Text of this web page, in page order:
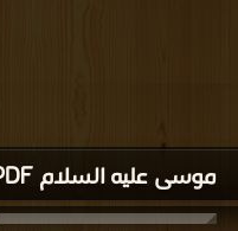
موسى عليه السلام PDF